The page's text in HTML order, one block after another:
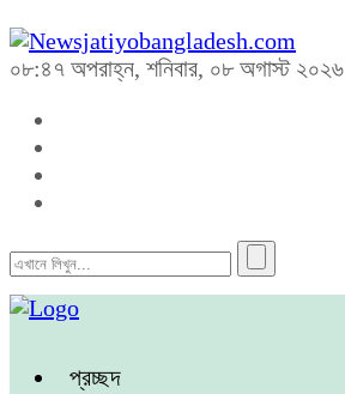
০৮:৪৭ অপরাহ্ন, শনিবার, ০৮ অগাস্ট ২০২৬
প্রচ্ছদ